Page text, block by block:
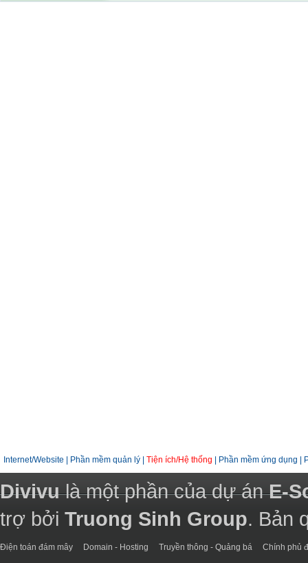
Internet/Website Phần mềm quản lý Tiện ích/Hệ thống Phần mềm ứng dụng
Divivulà một phần của dự ánE-
trợ bởi Truong Sinh Group. Bản
Điện toán đám mây Domain - Hosting Truyền thông - Quảng bá Chính phủ